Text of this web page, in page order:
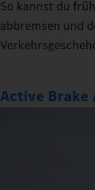
So kannst du
abbremsen und
Active Brake